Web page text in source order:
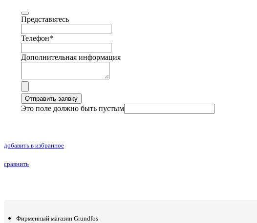
Представьтесь
Телефон*
Дополнительная информация
Отправить заявку
Это поле должно быть пустым
добавить в избранное
сравнить
Фирменный магазин Grundfos